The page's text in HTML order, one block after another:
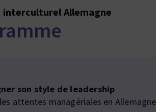
Allemagne
son style de leadership
attentes managériales en Allemagne